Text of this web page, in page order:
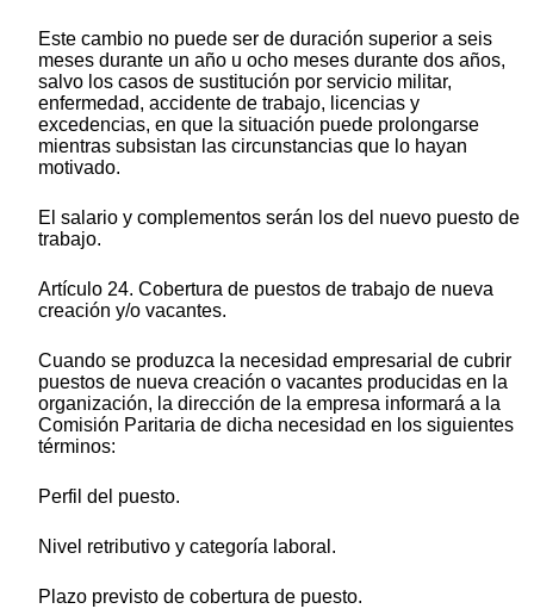
Este cambio no puede ser de duración superior a seis
meses durante un año u ocho meses durante dos años,
salvo los casos de sustitución por servicio militar,
enfermedad, accidente de trabajo, licencias y
excedencias, en que la situación puede prolongarse
mientras subsistan las circunstancias que lo hayan
motivado.
El salario y complementos serán los del nuevo puesto de
trabajo.
Artículo 24. Cobertura de puestos de trabajo de nueva
creación y/o vacantes.
Cuando se produzca la necesidad empresarial de cubrir
puestos de nueva creación o vacantes producidas en la
organización, la dirección de la empresa informará a la
Comisión Paritaria de dicha necesidad en los siguientes
términos:
Perfil del puesto.
Nivel retributivo y categoría laboral.
Plazo previsto de cobertura de puesto.